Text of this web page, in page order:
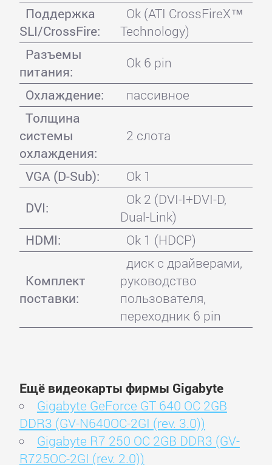
Поддержка
SLI/CrossFire:
Ok (ATI CrossFireX™
Technology)
Разъемы
питания:
Ok 6 pin
Охлаждение:
пассивное
Толщина
системы
охлаждения:
2 слота
VGA (D-Sub):
Ok 1
DVI:
Ok 2 (DVI-I+DVI-D,
Dual-Link)
HDMI:
Ok 1 (HDCP)
Комплект
поставки:
диск с драйверами,
руководство
пользователя,
переходник 6 pin
Ещё видеокарты фирмы Gigabyte
Gigabyte GeForce GT 640 OC 2GB
DDR3 (GV-N640OC-2GI (rev. 3.0))
Gigabyte R7 250 OC 2GB DDR3 (GV-
R725OC-2GI (rev. 2.0))